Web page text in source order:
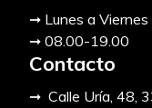
➞ Lunes a Viernes
➞ 08.00-19.00
Contacto
➞ Calle Uría, 48,